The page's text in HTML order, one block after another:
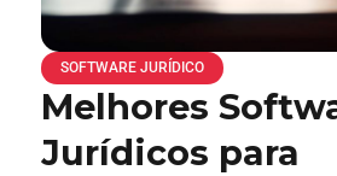
SOFTWARE JURÍDICO
Melhores
Jurídicos para